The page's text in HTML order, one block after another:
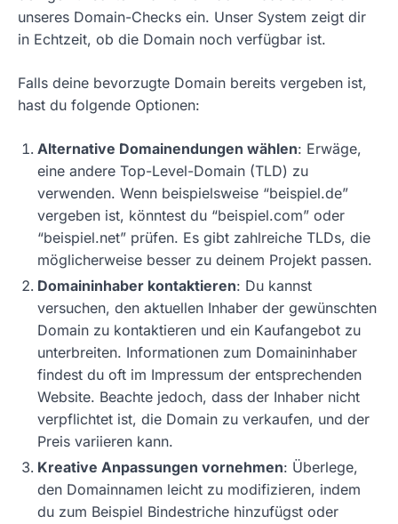
unseres Domain-Checks ein. Unser System zeigt dir
in Echtzeit, ob die Domain noch verfügbar ist.
Falls deine bevorzugte Domain bereits vergeben ist,
hast du folgende Optionen:
Alternative Domainendungen wählen: Erwäge,
eine andere Top-Level-Domain (TLD) zu
verwenden. Wenn beispielsweise “beispiel.de”
vergeben ist, könntest du “beispiel.com” oder
“beispiel.net” prüfen. Es gibt zahlreiche TLDs, die
möglicherweise besser zu deinem Projekt passen.
Domaininhaber kontaktieren: Du kannst
versuchen, den aktuellen Inhaber der gewünschten
Domain zu kontaktieren und ein Kaufangebot zu
unterbreiten. Informationen zum Domaininhaber
findest du oft im Impressum der entsprechenden
Website. Beachte jedoch, dass der Inhaber nicht
verpflichtet ist, die Domain zu verkaufen, und der
Preis variieren kann.
Kreative Anpassungen vornehmen: Überlege,
den Domainnamen leicht zu modifizieren, indem
du zum Beispiel Bindestriche hinzufügst oder